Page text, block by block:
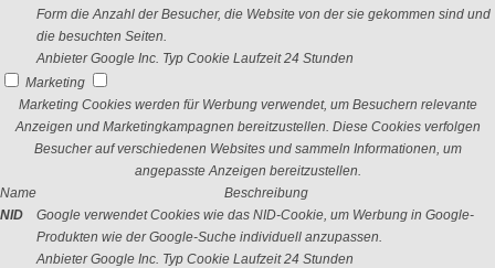
Form die Anzahl der Besucher, die Website von der sie gekommen sind und
die besuchten Seiten.
Anbieter Google Inc. Typ Cookie Laufzeit 24 Stunden
Marketing
Marketing Cookies werden für Werbung verwendet, um Besuchern relevante
Anzeigen und Marketingkampagnen bereitzustellen. Diese Cookies verfolgen
Besucher auf verschiedenen Websites und sammeln Informationen, um
angepasste Anzeigen bereitzustellen.
Name
Beschreibung
NID
Google verwendet Cookies wie das NID-Cookie, um Werbung in Google-
Produkten wie der Google-Suche individuell anzupassen.
Anbieter Google Inc. Typ Cookie Laufzeit 24 Stunden